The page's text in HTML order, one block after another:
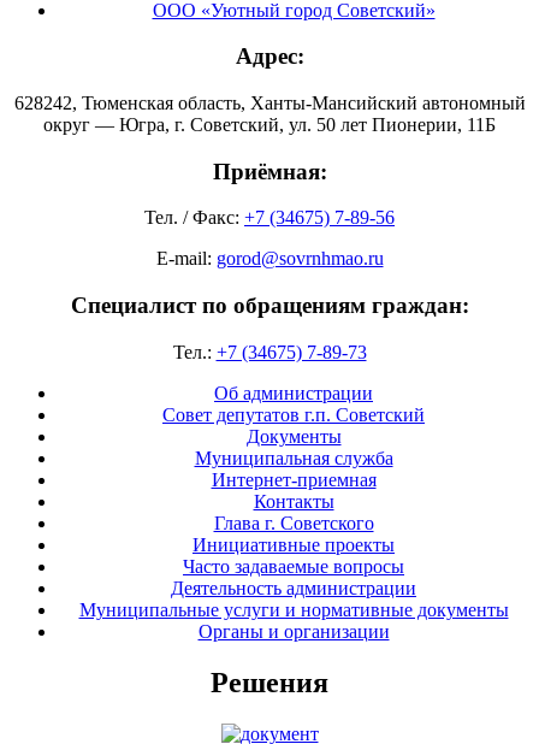
ООО «Уютный город Советский»
Адрес:
628242, Тюменская область, Ханты-Мансийский автономный
округ — Югра, г. Советский, ул. 50 лет Пионерии, 11Б
Приёмная:
Тел. / Факс: +7 (34675) 7-89-56
E-mail: gorod@sovrnhmao.ru
Специалист по обращениям граждан:
Тел.: +7 (34675) 7-89-73
Об администрации
Совет депутатов г.п. Советский
Документы
Муниципальная служба
Интернет-приемная
Контакты
Глава г. Советского
Инициативные проекты
Часто задаваемые вопросы
Деятельность администрации
Муниципальные услуги и нормативные документы
Органы и организации
Решения